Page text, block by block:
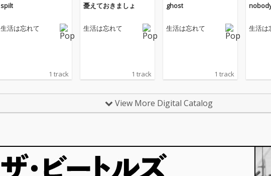
spilt
生活は忘れて
1 track
憂えておきましょ
生活は忘れて
1 track
ghost
生活は忘れて
1 track
生活は
View More Digital Catalog